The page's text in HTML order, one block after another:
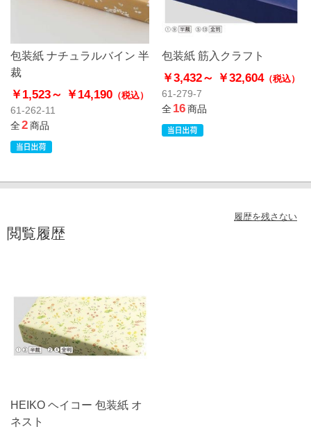
包装紙 ナチュラルバイン 半
裁
￥1,523～ ￥14,190 （税込）
61-262-11
全2商品
包装紙 筋入クラフト
￥3,432～ ￥32,604（税込）
61-279-7
全16商品
履歴を残さない
閲覧履歴
HEIKO ヘイコー 包装紙 オ
ネスト